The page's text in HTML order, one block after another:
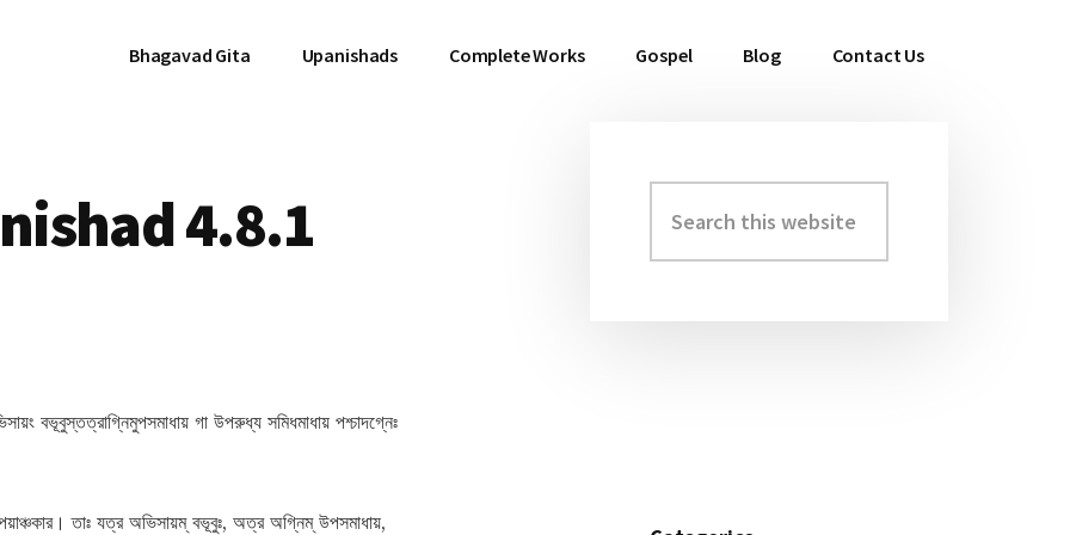
Bhagavad Gita Upanishads Complete Works Gospel Blog Contact Us
4.8.1
বভূবুস্তত্রাগ্নিমুপসমাধায় গা উপরুধ্য সমিধমাধায় পশ্চাদগ্নেঃ
তাঃ যত্র অভিসায়ম্ বভূবুঃ, অত্র অগ্নিম্ উপসমাধায়,
Primary
Sidebar
this
website